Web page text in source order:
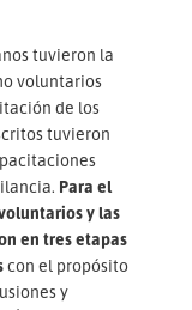
tuvieron la
voluntarios
de los
tuvieron
Para el
y las
en tres etapas
con el propósito
y